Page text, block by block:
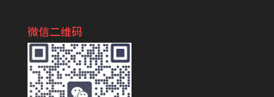
微信二维码